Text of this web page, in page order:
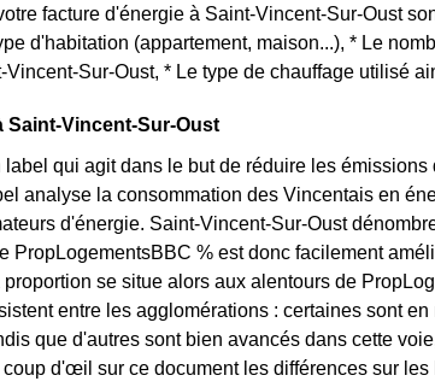
facture d'énergie à Saint-Vincent-Sur-Oust
d'habitation (appartement, maison...), * Le
Vincent-Sur-Oust, * Le type de chauffage utilisé
Saint-Vincent-Sur-Oust
qui agit dans le but de réduire les
analyse la consommation des Vincentais en
d'énergie. Saint-Vincent-Sur-Oust
PropLogementsBBC % est donc facilement
se situe alors aux alentours de
entre les agglomérations : certaines sont
que d'autres sont bien avancés dans cette
coup d'œil sur ce document les différences sur